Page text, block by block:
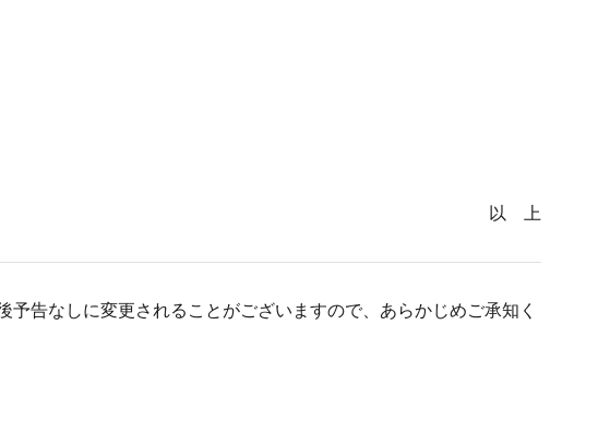
以 上
告なしに変更されることがございますので、あらかじめご承知く